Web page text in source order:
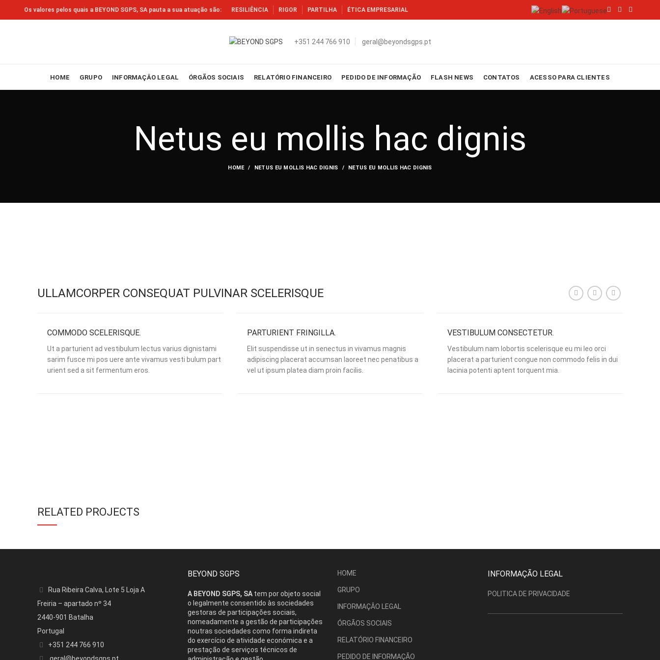
Os valores pelos quais a BEYOND SGPS, SA pauta a sua atuação são: RESILIÊNCIA RIGOR PARTILHA ÉTICA EMPRESARIAL
+351 244 766 910 geral@beyondsgps.pt
HOME GRUPO INFORMAÇÂO LEGAL ÓRGÃOS SOCIAIS RELATÓRIO FINANCEIRO PEDIDO DE INFORMAÇÃO FLASH NEWS CONTATOS ACESSO PARA CLIENTES
Netus eu mollis hac dignis
HOME NETUS EU MOLLIS HAC DIGNIS NETUS EU MOLLIS HAC DIGNIS
ULLAMCORPER CONSEQUAT PULVINAR SCELERISQUE
COMMODO SCELERISQUE.
Ut a parturient ad vestibulum lectus varius dignistami
sarim fusce mi pos uere ante vivamus vesti bulum part
urient sed a sit fermentum eros.
PARTURIENT FRINGILLA.
Elit suspendisse ut in senectus in vivamus magnis
adipiscing placerat accumsan laoreet nec penatibus a
vel ut ipsum platea diam proin facilis.
VESTIBULUM CONSECTETUR.
Vestibulum nam lobortis scelerisque eu mi leo orci
placerat a parturient congue non commodo felis in dui
lacinia potenti aptent torquent mia.
RELATED PROJECTS
Rua Ribeira Calva, Lote 5 Loja A
Freiria – apartado nº 34
2440-901 Batalha
Portugal
+351 244 766 910
geral@beyondsgps.pt
BEYOND SGPS
A BEYOND SGPS, SAtem por objeto social
o legalmente consentido às sociedades
gestoras de participações sociais,
nomeadamente a gestão de participações
noutras sociedades como forma indireta
do exercício de atividade económica e a
prestação de serviços técnicos de
HOME
GRUPO
INFORMAÇÂO LEGAL
ÓRGÃOS SOCIAIS
RELATÓRIO FINANCEIRO
PEDIDO DE INFORMAÇÃO
INFORMAÇÃO LEGAL
POLITICA DE PRIVACIDADE